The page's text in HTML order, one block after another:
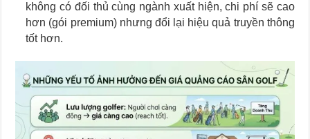
không có đối thủ cùng ngành xuất hiện, chi phí sẽ cao
hơn (gói premium) nhưng đổi lại hiệu quả truyền thông
tốt hơn.